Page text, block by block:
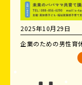
2025年10月29日
企業のための男性育